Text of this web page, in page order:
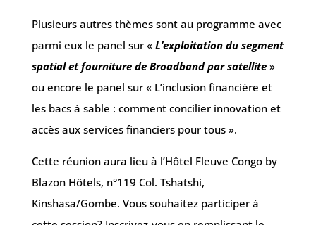
Plusieurs autres thèmes sont au programme avec
parmi eux le panel sur « L’exploitation du segment
spatial et fourniture de Broadband par satellite»
ou encore le panel sur « L’inclusion financière et
les bacs à sable : comment concilier innovation et
accès aux services financiers pour tous ».
Cette réunion aura lieu à l’Hôtel Fleuve Congo by
Blazon Hôtels, n°119 Col. Tshatshi,
Kinshasa/Gombe. Vous souhaitez participer à